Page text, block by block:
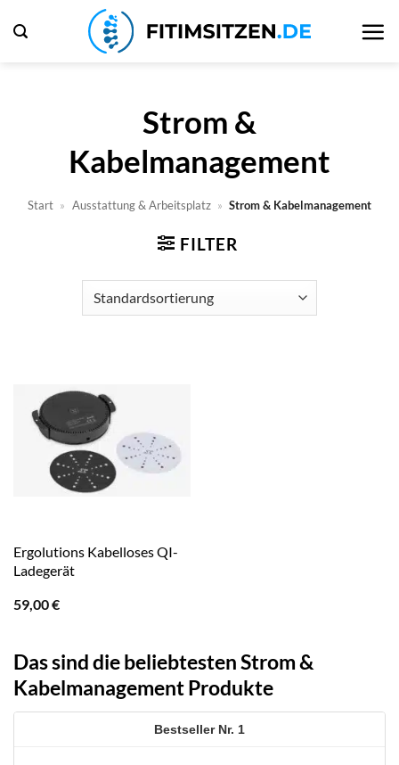
Inhalt
Strom &
Kabelmanagement
Start » Ausstattung & Arbeitsplatz » Strom & Kabelmanagement
FILTER
Ergolutions Kabelloses QI-
Ladegerät
59,00€
Das sind die beliebtesten Strom &
Kabelmanagement Produkte
1